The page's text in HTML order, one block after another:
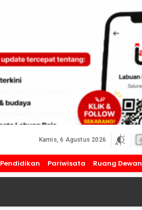
Kamis, 6 Agustus 2026
Pendidikan Pariwisata Ruang Dewan